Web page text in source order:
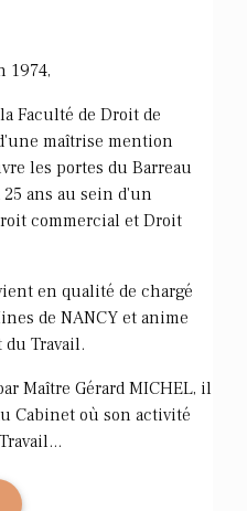
1974,
Faculté de Droit de
maîtrise mention
les portes du Barreau
ans au sein d'un
commercial et Droit
en qualité de chargé
de NANCY et anime
Travail.
Maître Gérard MICHEL, il
Cabinet où son activité